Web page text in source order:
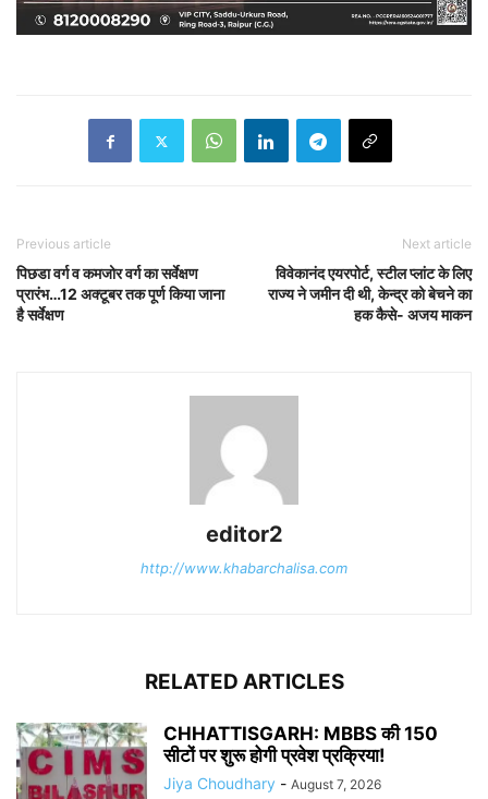
Previous article
पिछडा वर्ग व कमजोर वर्ग का सर्वेक्षण
प्रारंभ…12 अक्टूबर तक पूर्ण किया जाना
है सर्वेक्षण
Next article
विवेकानंद एयरपोर्ट, स्टील प्लांट के लिए
राज्य ने जमीन दी थी, केन्द्र को बेचने का
हक कैसे- अजय माकन
editor2
http://www.khabarchalisa.com
RELATED ARTICLES
CHHATTISGARH: MBBS की 150
सीटों पर शुरू होगी प्रवेश प्रक्रिया!
Jiya Choudhary - August 7, 2026